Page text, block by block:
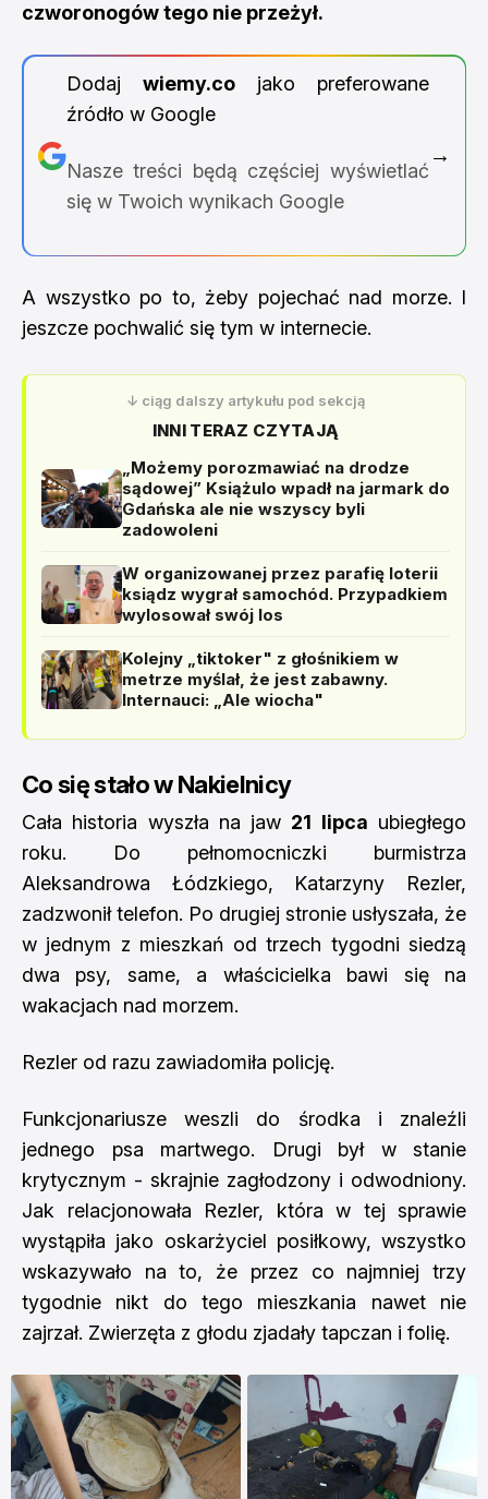
czworonogów tego nie przeżył.
Dodaj wiemy.cojako preferowane
źródło w Google
Nasze treści będą częściej wyświetlać
się w Twoich wynikach Google
→
A wszystko po to, żeby pojechać nad morze. I
jeszcze pochwalić się tym w internecie.
↓ ciąg dalszy artykułu pod sekcją
INNI TERAZ CZYTAJĄ
„Możemy porozmawiać na drodze
sądowej” Książulo wpadł na jarmark do
Gdańska ale nie wszyscy byli
zadowoleni
W organizowanej przez parafię loterii
ksiądz wygrał samochód. Przypadkiem
wylosował swój los
Kolejny „tiktoker" z głośnikiem w
metrze myślał, że jest zabawny.
Internauci: „Ale wiocha"
Co się stało w Nakielnicy
Cała historia wyszła na jaw 21 lipca ubiegłego
roku. Do pełnomocniczki burmistrza
Aleksandrowa Łódzkiego, Katarzyny Rezler,
zadzwonił telefon. Po drugiej stronie usłyszała, że
w jednym z mieszkań od trzech tygodni siedzą
dwa psy, same, a właścicielka bawi się na
wakacjach nad morzem.
Rezler od razu zawiadomiła policję.
Funkcjonariusze weszli do środka i znaleźli
jednego psa martwego. Drugi był w stanie
krytycznym - skrajnie zagłodzony i odwodniony.
Jak relacjonowała Rezler, która w tej sprawie
wystąpiła jako oskarżyciel posiłkowy, wszystko
wskazywało na to, że przez co najmniej trzy
tygodnie nikt do tego mieszkania nawet nie
zajrzał. Zwierzęta z głodu zjadały tapczan i folię.